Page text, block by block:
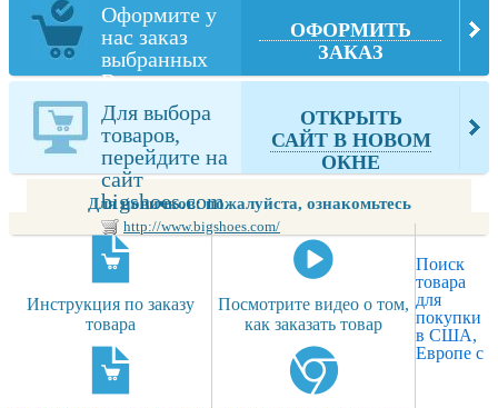
Оформите у
нас заказ
выбранных
Вами товаров
из
bigshoes.com
ОФОРМИТЬ
ЗАКАЗ
Для выбора
товаров,
перейдите на
сайт
bigshoes.com
http://www.bigshoes.com/
ОТКРЫТЬ
САЙТ В НОВОМ
ОКНЕ
Для новичков: пожалуйста, ознакомьтесь
Инструкция по заказу
товара
Посмотрите видео о том,
как заказать товар
Поиск
товара
для
покупки
в США,
Европе с